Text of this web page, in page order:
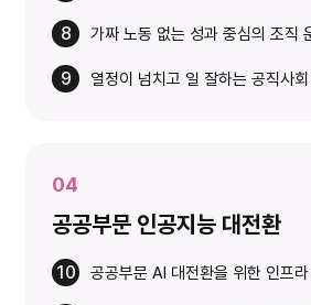
8 가짜 노동 없는 성과 중심의 조직
9 열정이 넘치고 일 잘하는 공직사
04
공공부문 인공지능 대전환
10 공공부문 AI 대전환을 위한 인프